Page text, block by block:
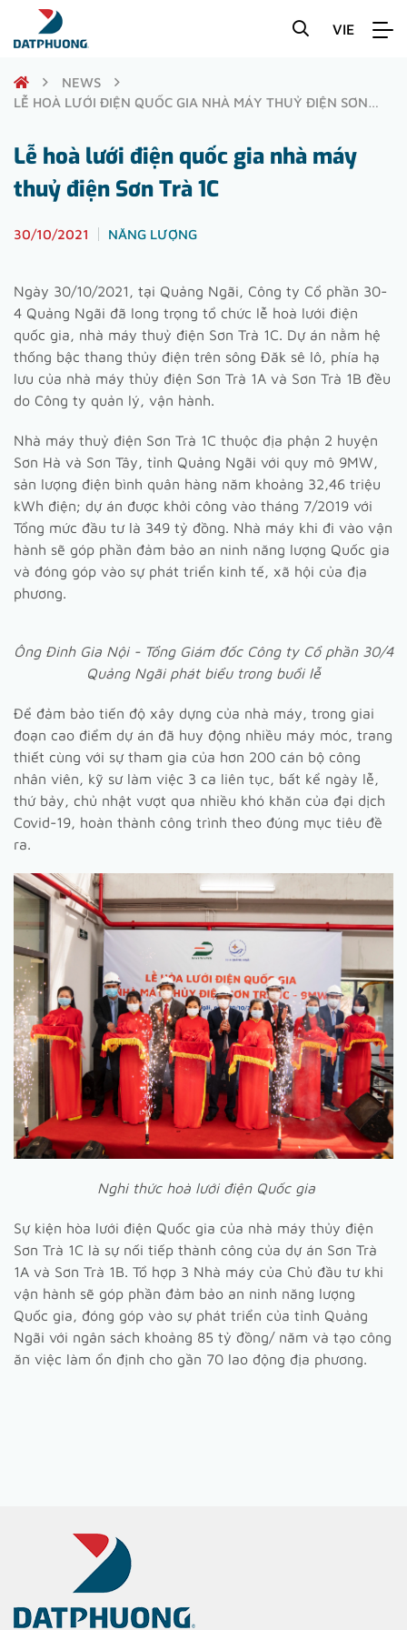
VIE
NEWS
LỄ HOÀ LƯỚI ĐIỆN QUỐC GIA NHÀ MÁY THUỶ ĐIỆN SƠN
Lễ hoà lưới điện quốc gia nhà máy
thuỷ điện Sơn Trà 1C
30/10/2021 NĂNG LƯỢNG
Ngày 30/10/2021, tại Quảng Ngãi, Công ty Cổ phần 30-
4 Quảng Ngãi đã long trọng tổ chức lễ hoà lưới điện
quốc gia, nhà máy thuỷ điện Sơn Trà 1C. Dự án nằm hệ
thống bậc thang thủy điện trên sông Đăk sê lô, phía hạ
lưu của nhà máy thủy điện Sơn Trà 1A và Sơn Trà 1B đều
do Công ty quản lý, vận hành.
Nhà máy thuỷ điện Sơn Trà 1C thuộc địa phận 2 huyện
Sơn Hà và Sơn Tây, tỉnh Quảng Ngãi với quy mô 9MW,
sản lượng điện bình quân hàng năm khoảng 32,46 triệu
kWh điện; dự án được khởi công vào tháng 7/2019 với
Tổng mức đầu tư là 349 tỷ đồng. Nhà máy khi đi vào vận
hành sẽ góp phần đảm bảo an ninh năng lượng Quốc gia
và đóng góp vào sự phát triển kinh tế, xã hội của địa
phương.
Ông Đinh Gia Nội - Tổng Giám đốc Công ty Cổ phần 30/4
Quảng Ngãi phát biểu trong buổi lễ
Để đảm bảo tiến độ xây dựng của nhà máy, trong giai
đoạn cao điểm dự án đã huy động nhiều máy móc, trang
thiết cùng với sự tham gia của hơn 200 cán bộ công
nhân viên, kỹ sư làm việc 3 ca liên tục, bất kể ngày lễ,
thứ bảy, chủ nhật vượt qua nhiều khó khăn của đại dịch
Covid-19, hoàn thành công trình theo đúng mục tiêu đề
ra.
Nghi thức hoà lưới điện Quốc gia
Sự kiện hòa lưới điện Quốc gia của nhà máy thủy điện
Sơn Trà 1C là sự nối tiếp thành công của dự án Sơn Trà
1A và Sơn Trà 1B. Tổ hợp 3 Nhà máy của Chủ đầu tư khi
vận hành sẽ góp phần đảm bảo an ninh năng lượng
Quốc gia, đóng góp vào sự phát triển của tỉnh Quảng
Ngãi với ngân sách khoảng 85 tỷ đồng/ năm và tạo công
ăn việc làm ổn định cho gần 70 lao động địa phương.